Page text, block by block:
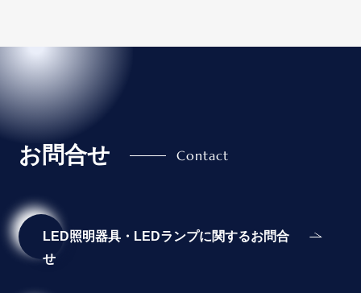
お問合せ
LED照明器具・LEDランプに関するお問合
せ